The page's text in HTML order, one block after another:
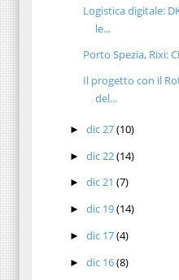
Logistica digitale:
le...
Porto Spezia, Rixi:
Il progetto con il
del...
►dic 27(10)
►dic 22(14)
►dic 21(7)
►dic 19(14)
►dic 17(4)
►dic 16(8)